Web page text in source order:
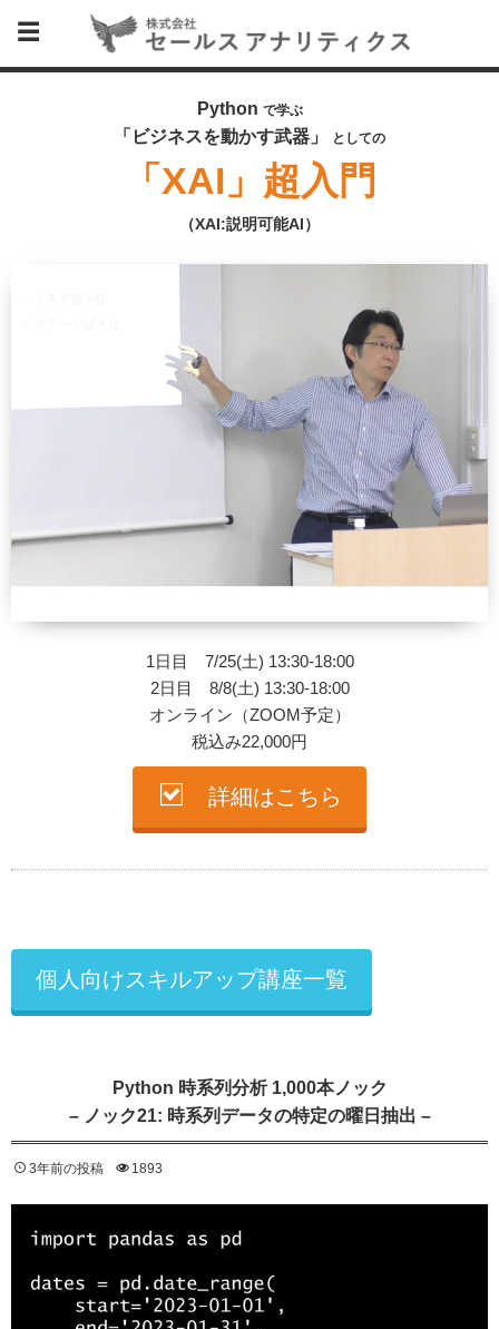
Python で学ぶ
「ビジネスを動かす武器」 としての
「XAI」超入門
（XAI:説明可能AI）
1日目 7/25(土) 13:30-18:00
2日目 8/8(土) 13:30-18:00
オンライン（ZOOM予定）
税込み22,000円
詳細はこちら
個人向けスキルアップ講座一覧
Python 時系列分析 1,000本ノック
– ノック21: 時系列データの特定の曜日抽出 –
3年前の投稿 1893